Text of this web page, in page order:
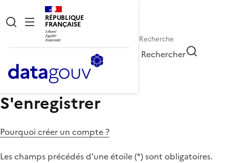
RÉPUBLIQUE
FRANÇAISE
Rechercher
S'enregistrer
Pourquoi créer un compte ?
Les champs précédés d'une étoile (*) sont obligatoires.